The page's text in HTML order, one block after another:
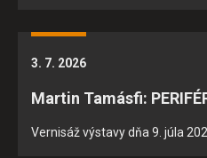
3. 7. 2026
Martin Tamásfi:
Vernisáž výstavy dňa 9. júla